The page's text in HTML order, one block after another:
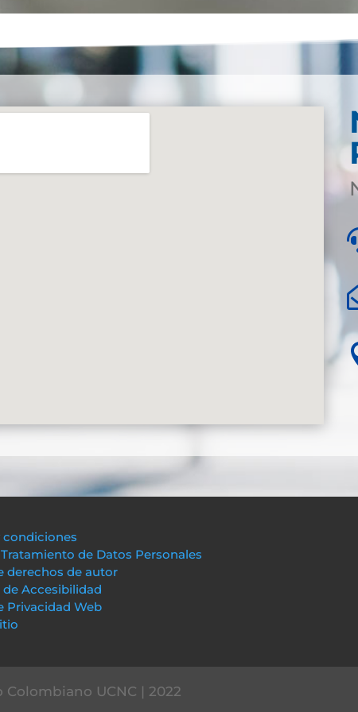
condiciones
de Datos Personales
derechos de autor
de Accesibilidad
Privacidad Web
UCNC | 2022